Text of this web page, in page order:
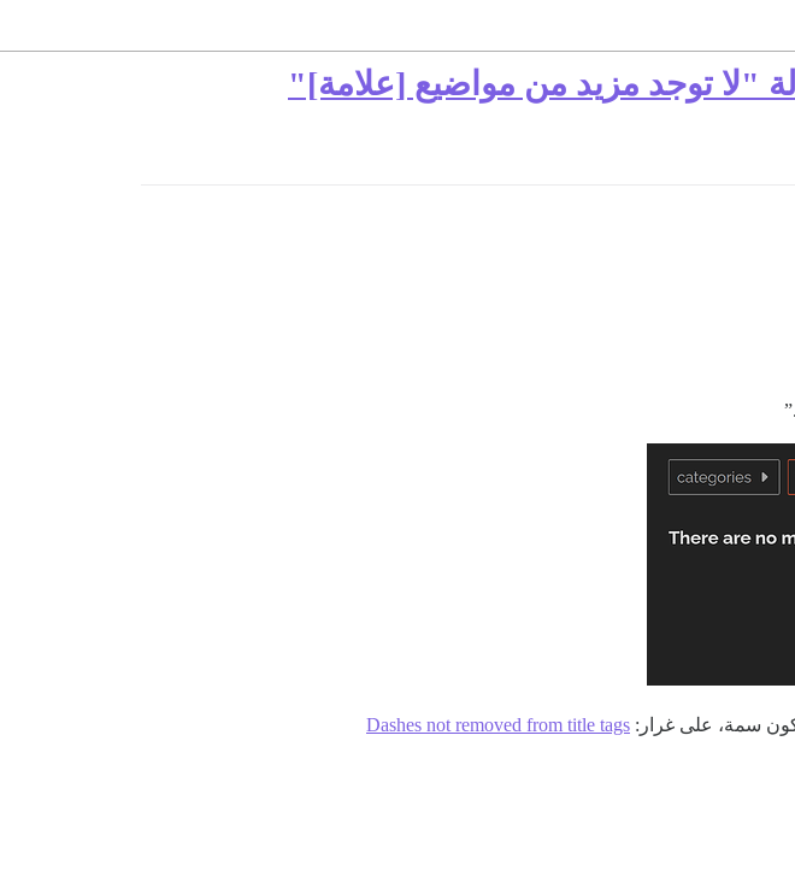
"لا توجد مزيد من مواضيع [علامة]"
سمة، على غرار: Dashes not removed from title tags